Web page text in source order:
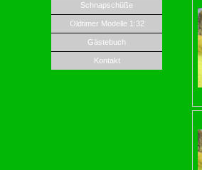
Schnapschüße
Oldtimer Modelle 1:32
Gästebuch
Kontakt